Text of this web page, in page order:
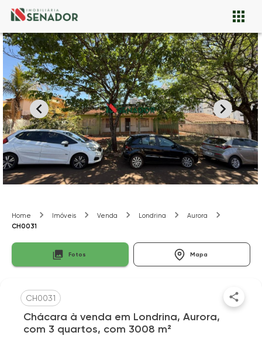
Home Imóveis Venda Londrina
Aurora
CH0031
Fotos Mapa
CH0031
Chácara à venda em Londrina, Aurora,
com 3 quartos, com 3008 m²